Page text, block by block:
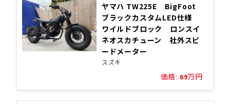
ヤマハ TW225E BigFoot
ブラックカスタムLED仕様
ワイルドブロック ロンスイ
ネオスカチューン 社外スピ
ードメーター
スズキ
価格: 69万円